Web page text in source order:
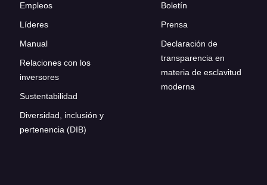
Empleos
Líderes
Manual
Relaciones con los
inversores
Sustentabilidad
Diversidad, inclusión y
pertenencia (DIB)
Boletín
Prensa
Declaración de
transparencia en
materia de esclavitud
moderna